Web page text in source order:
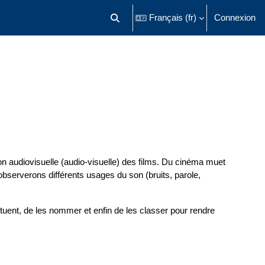
Activer/désactiver la saisie de
Français ‎(fr)‎ Connexion
audiovisuelle (audio-visuelle) des films. Du cinéma muet
différents usages du son (bruits, parole,
de les nommer et enfin de les classer pour rendre